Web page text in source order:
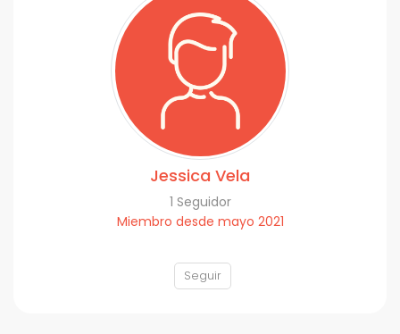
Jessica Vela
1 Seguidor
Miembro desde mayo 2021
Seguir